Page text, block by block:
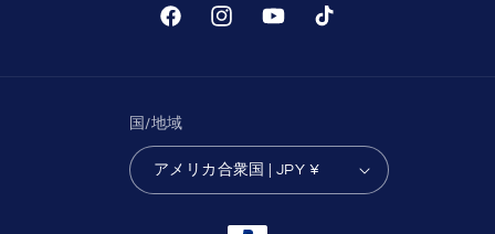
FacebookInstagramYouTubeTikTok
国/地域
アメリカ合衆国 | JPY ¥
決